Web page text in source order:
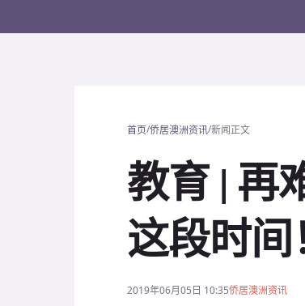
首页/侨居澳洲资讯/新闻正文
教育 | 再
这段时间
2019年06月05日 10:35侨居澳洲资讯